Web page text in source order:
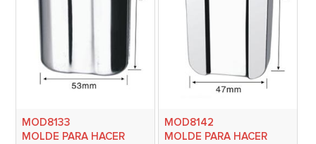
MOD8133
MOLDE PARA HACER
MOD8142
MOLDE PARA HACER